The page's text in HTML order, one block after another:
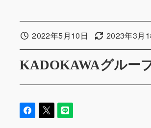
KADOKAWAグルー
投稿日2022年5月10日 更新日2023年3月